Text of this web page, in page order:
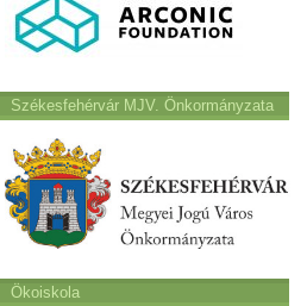
Székesfehérvár MJV. Önkormányzata
Ökoiskola